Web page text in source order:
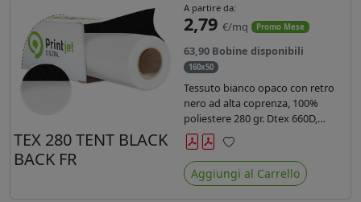
TEX 280 TENT BLACK
BACK FR
A partire da:
2,79 €/mq Promo Mese
63,90 Bobine disponibili
160x50
Tessuto bianco opaco con retro
nero ad alta coprenza, 100%
poliestere 280 gr. Dtex 660D,
idrorepellente, adatto alla stampa
sublimatica indiretta. Ideale per
tende ,coperture gazebo, prodotti
gonfiabili o cuscini di
Preferiti
Aggiungi al Carrello